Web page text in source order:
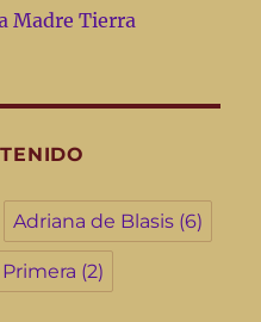
Madre Tierra
Adriana de Blasis (6)
(2)